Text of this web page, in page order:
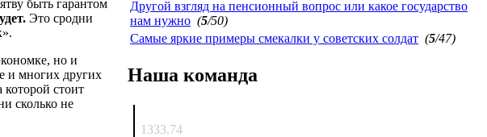
быть гарантом
Это сродни
но и
и многих других
которой стоит
сколько не
Другой взгляд на пенсионный вопрос или какое государство
нам нужно (5/50)
Самые яркие примеры смекалки у советских солдат (5/47)
Наша команда
1333.74